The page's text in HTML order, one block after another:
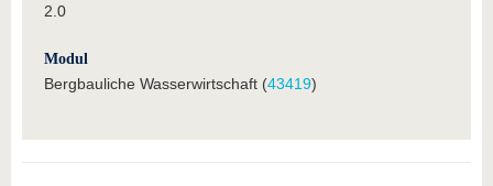
2.0
Modul
Bergbauliche Wasserwirtschaft (43419)